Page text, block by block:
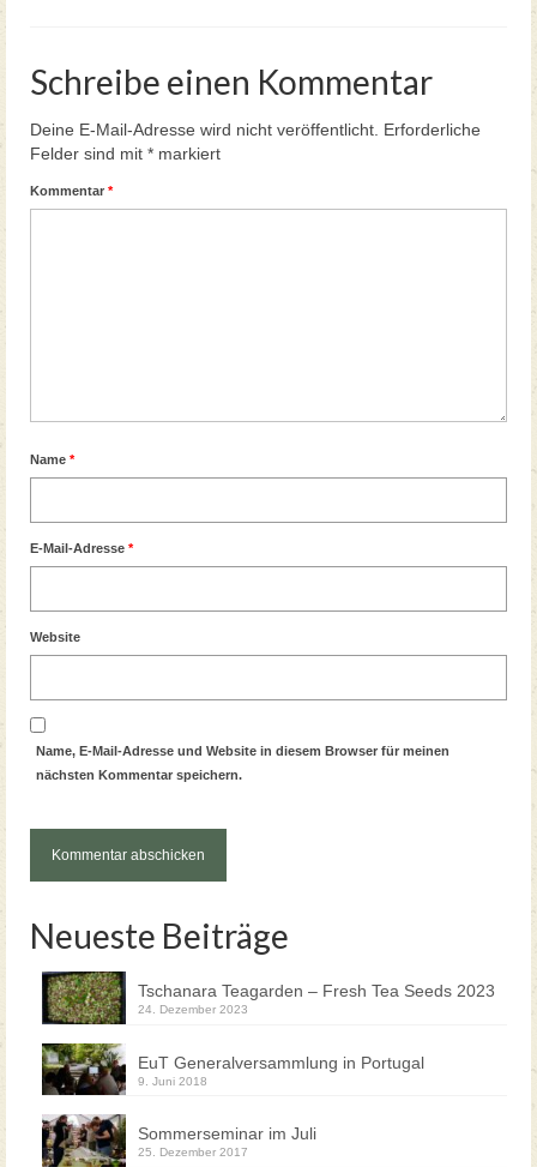
Schreibe einen Kommentar
Deine E-Mail-Adresse wird nicht veröffentlicht. Erforderliche
Felder sind mit * markiert
Kommentar *
Name *
E-Mail-Adresse *
Website
Name, E-Mail-Adresse und Website in diesem Browser für meinen
nächsten Kommentar speichern.
Neueste Beiträge
Tschanara Teagarden – Fresh Tea Seeds 2023
24. Dezember 2023
EuT Generalversammlung in Portugal
9. Juni 2018
Sommerseminar im Juli
25. Dezember 2017